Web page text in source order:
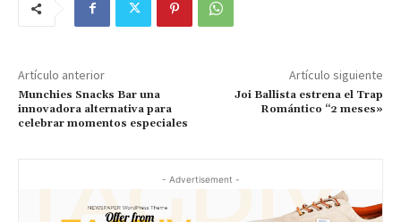
Artículo anterior
Munchies Snacks Bar una
innovadora alternativa para
celebrar momentos especiales
Artículo siguiente
Joi Ballista estrena el Trap
Romántico “2 meses»
- Advertisement -